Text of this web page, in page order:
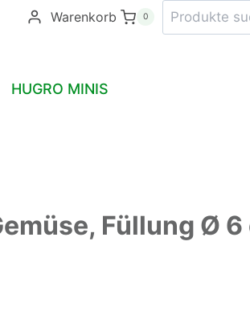
Warenkorb 0
Suchen
nach:
HUGRO MINIS
Füllung Ø 6
Gemüse,
Füllung